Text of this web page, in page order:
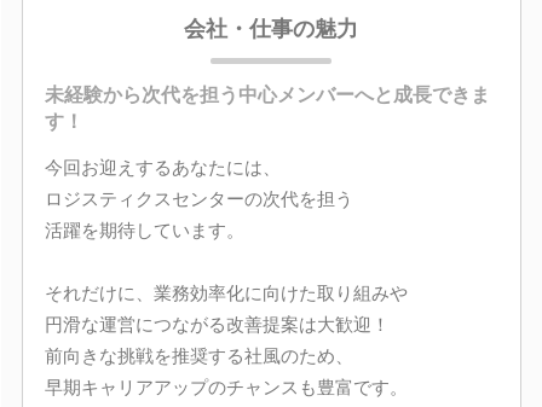
会社・仕事の魅力
未経験から次代を担う中心メンバーへと成長できま
す！
今回お迎えするあなたには、
ロジスティクスセンターの次代を担う
活躍を期待しています。
それだけに、業務効率化に向けた取り組みや
円滑な運営につながる改善提案は大歓迎！
前向きな挑戦を推奨する社風のため、
早期キャリアアップのチャンスも豊富です。